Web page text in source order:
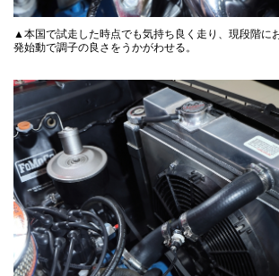
▲本国で試走した時点でも気持ち良く走り、現段階に
発始動で調子の良さをうかがわせる。